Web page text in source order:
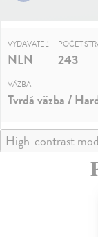
VYDAVATEĽ
NLN
POČET
243
VÄZBA
Tvrdá väzba /
High-contrast